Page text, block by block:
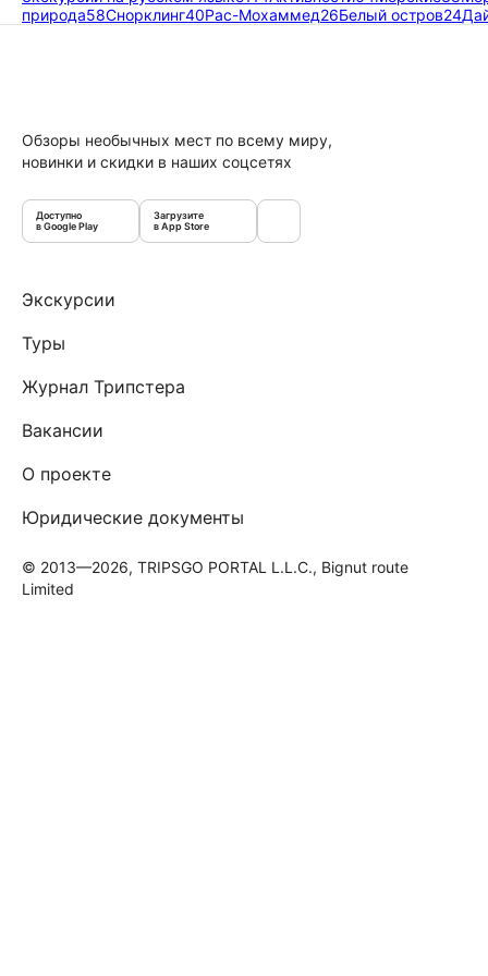
природа58Снорклинг40Рас-Мохаммед26Белый остров24
Обзоры необычных мест по всему миру,
новинки и скидки в наших соцсетях
Доступно
в Google Play
Загрузите
в App Store
Экскурсии
Туры
Журнал Трипстера
Вакансии
О проекте
Юридические документы
© 2013—2026, TRIPSGO PORTAL L.L.C., Bignut route
Limited